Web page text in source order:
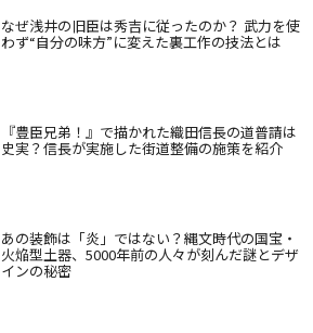
なぜ浅井の旧臣は秀吉に従ったのか？ 武力を使
わず“自分の味方”に変えた裏工作の技法とは
『豊臣兄弟！』で描かれた織田信長の道普請は
史実？信長が実施した街道整備の施策を紹介
あの装飾は「炎」ではない？縄文時代の国宝・
火焔型土器、5000年前の人々が刻んだ謎とデザ
インの秘密